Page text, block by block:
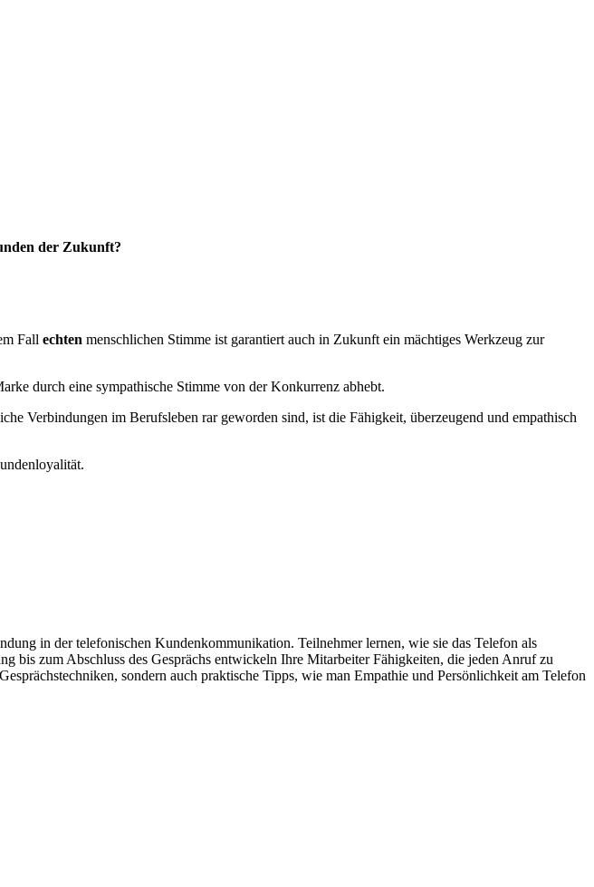
der Zukunft?
Fall echten menschlichen Stimme ist garantiert auch in Zukunft ein mächtiges Werkzeug zur
durch eine sympathische Stimme von der Konkurrenz abhebt.
Verbindungen im Berufsleben rar geworden sind, ist die Fähigkeit, überzeugend und empathisch
in der telefonischen Kundenkommunikation. Teilnehmer lernen, wie sie das Telefon als
bis zum Abschluss des Gesprächs entwickeln Ihre Mitarbeiter Fähigkeiten, die jeden Anruf zu
sondern auch praktische Tipps, wie man Empathie und Persönlichkeit am Telefon